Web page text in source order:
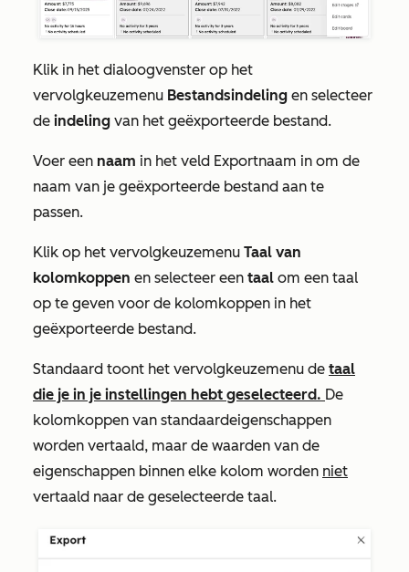
Klik in het dialoogvenster op het
vervolgkeuzemenu Bestandsindeling en selecteer
de indeling van het geëxporteerde bestand.
Voer een naam in het veld Exportnaam in om de
naam van je geëxporteerde bestand aan te
passen.
Klik op het vervolgkeuzemenu Taal van
kolomkoppen en selecteer een taal om een taal
op te geven voor de kolomkoppen in het
geëxporteerde bestand.
Standaard toont het vervolgkeuzemenu de taal
die je in je instellingen hebt geselecteerd. De
kolomkoppen van standaardeigenschappen
worden vertaald, maar de waarden van de
eigenschappen binnen elke kolom worden niet
vertaald naar de geselecteerde taal.